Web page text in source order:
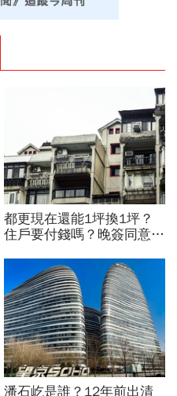
都更現在還能1坪換1坪？
住戶要付錢嗎？晚簽同意書
少？7個關鍵問題全面解答
潘石屹是誰？12年前出清